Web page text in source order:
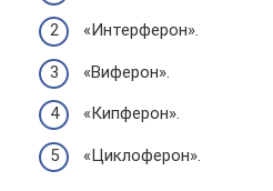
«Интерферон».
«Виферон».
«Кипферон».
«Циклоферон».